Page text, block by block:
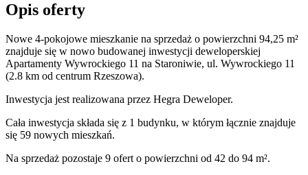
Opis oferty
Nowe 4-pokojowe mieszkanie na sprzedaż o powierzchni 94,25 m²
znajduje się w nowo budowanej inwestycji deweloperskiej
Apartamenty Wywrockiego 11 na Staroniwie, ul. Wywrockiego 11
(2.8 km od centrum Rzeszowa).
Inwestycja jest realizowana przez Hegra Deweloper.
Cała inwestycja składa się z 1 budynku, w którym łącznie znajduje
się 59 nowych mieszkań.
Na sprzedaż pozostaje 9 ofert o powierzchni od 42 do 94 m².